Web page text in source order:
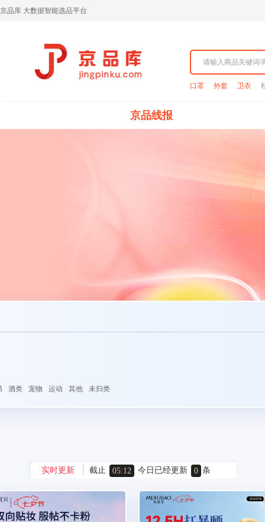
京品库 大数据智能选品平台
口罩 外套 卫衣
京品线报
酒类 宠物 运动 其他 未归类
实时更新 截止 05:12 今日已经更新 0 条